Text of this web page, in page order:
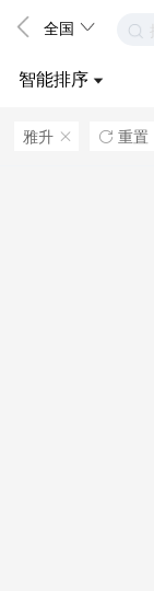
全国
智能排序
雅升 ဆ  重置